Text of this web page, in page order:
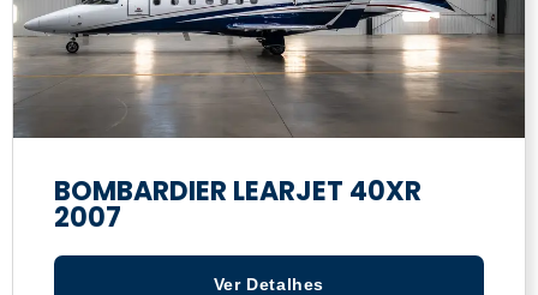
BOMBARDIER LEARJET 40XR
2007
Ver Detalhes